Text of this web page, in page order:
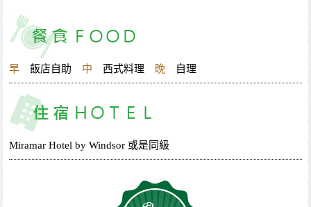
早 飯店自助 中 西式料理 晚 自理
Miramar Hotel by Windsor 或是同級